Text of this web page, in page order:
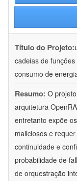
Título do Projeto:
cadeias de
consumo de
Resumo: O
arquitetura
entretanto expõe
maliciosos e
continuidade e
probabilidade de
de orquestração